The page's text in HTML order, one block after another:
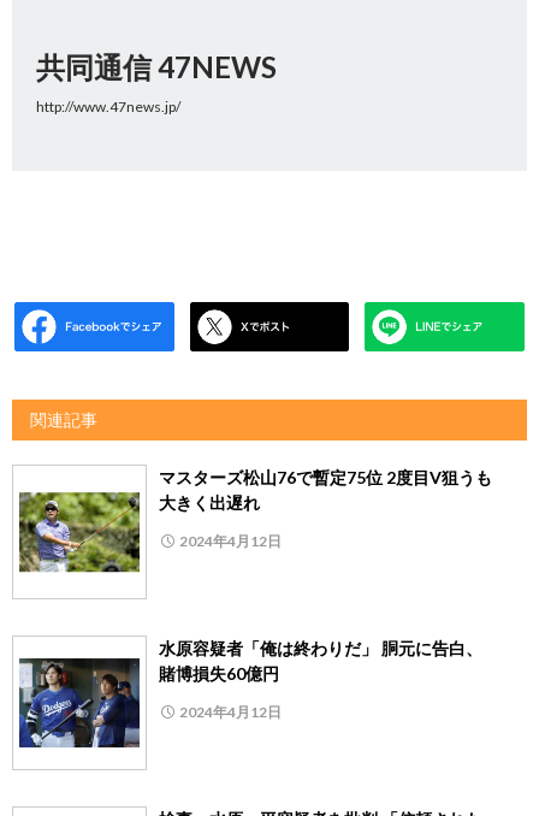
共同通信 47NEWS
http://www.47news.jp/
関連記事
マスターズ松山76で暫定75位 2度目V狙うも
大きく出遅れ
2024年4月12日
水原容疑者「俺は終わりだ」 胴元に告白、
賭博損失60億円
2024年4月12日